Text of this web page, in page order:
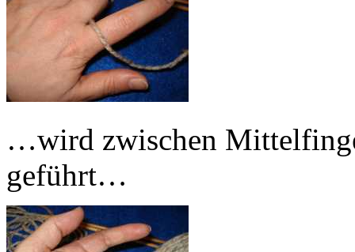
…wird zwischen
geführt…